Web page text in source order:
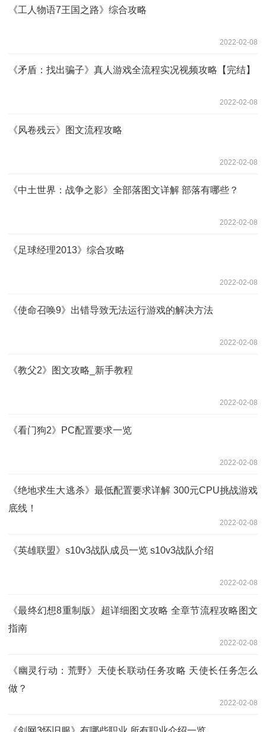
《工人物语7王国之路》综合攻略
2022-02-08
《矛盾：找出骗子》真人游戏全流程实况视频攻略【完结】
2022-02-08
《风卷残云》图文流程攻略
2022-02-08
《中土世界：战争之影》全部落图文详解 部落有哪些？
2022-02-08
《足球经理2013》综合攻略
2022-02-08
《使命召唤9》出错导致无法运行游戏的解决方法
2022-02-08
《教父2》图文攻略_新手教程
2022-02-08
《看门狗2》PC配置要求一览
2022-02-08
《绝地求生大逃杀》最低配置要求详解 300元CPU挑战游戏
底线！
2022-02-08
《英雄联盟》s10v3战队成员一览 s10v3战队介绍
2022-02-08
《最终幻想8重制版》超详细图文攻略 全章节流程攻略图文
指南
2022-02-08
《幽灵行动：荒野》天使长联动任务攻略 天使长任务怎么
做？
2022-02-08